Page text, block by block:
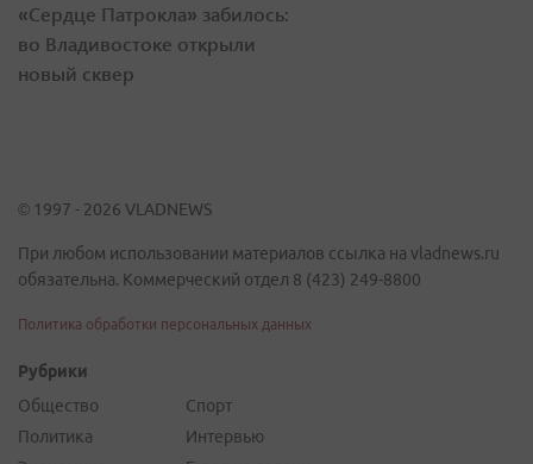
«Сердце Патрокла» забилось:
во Владивостоке открыли
новый сквер
© 1997 - 2026 VLADNEWS
При любом использовании материалов ссылка на vladnews.ru
обязательна. Коммерческий отдел 8 (423) 249-8800
Политика обработки персональных данных
Рубрики
Общество
Политика
Спорт
Интервью